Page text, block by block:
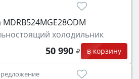
объём 50–70 л для семьи,
гриль, самоочистка,
MDRB524MGE28ODM
холодильник
50 990 в корзину